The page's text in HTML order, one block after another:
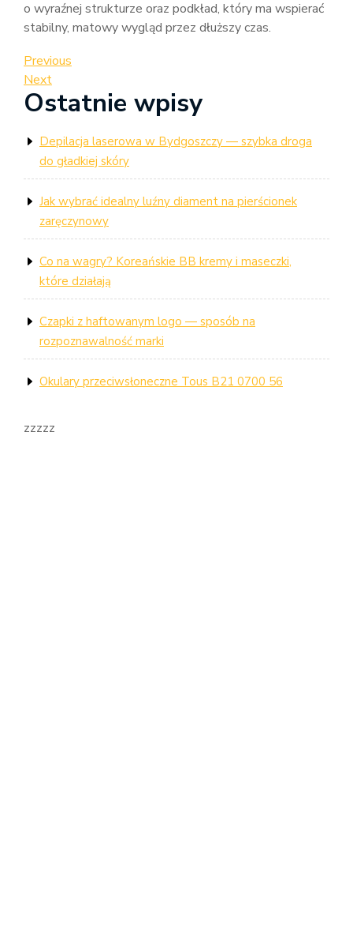
o wyraźnej strukturze oraz podkład, który ma wspierać
stabilny, matowy wygląd przez dłuższy czas.
Nawigacja
wpisu
Previous
Post
Previous
Next
Post
Next
Ostatnie wpisy
Depilacja laserowa w Bydgoszczy — szybka droga
do gładkiej skóry
Jak wybrać idealny luźny diament na pierścionek
zaręczynowy
Co na wagry? Koreańskie BB kremy i maseczki,
które działają
Czapki z haftowanym logo — sposób na
rozpoznawalność marki
Okulary przeciwsłoneczne Tous B21 0700 56
zzzzz